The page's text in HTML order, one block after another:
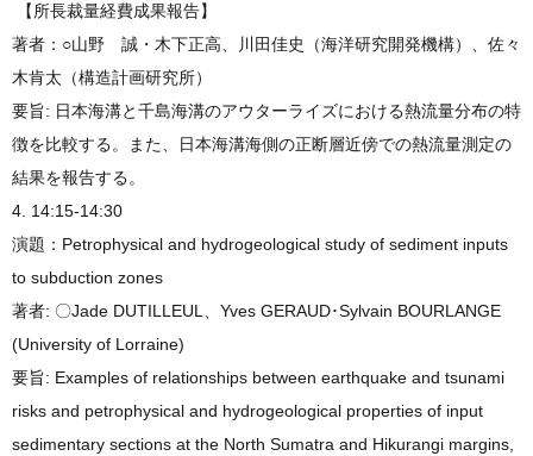
【所長裁量経費成果報告】
著者：○山野 誠・木下正高、川田佳史（海洋研究開発機構）、佐々
木肯太（構造計画研究所）
要旨: 日本海溝と千島海溝のアウターライズにおける熱流量分布の特
徴を比較する。また、日本海溝海側の正断層近傍での熱流量測定の
結果を報告する。
4. 14:15-14:30
演題：Petrophysical and hydrogeological study of sediment inputs
to subduction zones
著者: 〇Jade DUTILLEUL、Yves GERAUD･Sylvain BOURLANGE
(University of Lorraine)
要旨: Examples of relationships between earthquake and tsunami
risks and petrophysical and hydrogeological properties of input
sedimentary sections at the North Sumatra and Hikurangi margins,